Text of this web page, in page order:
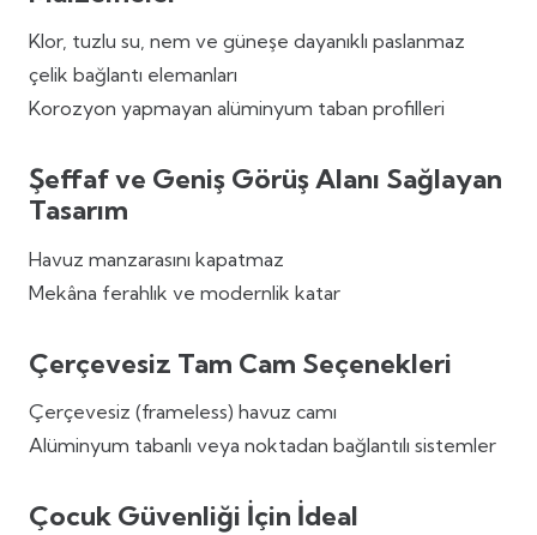
Klor, tuzlu su, nem ve güneşe dayanıklı paslanmaz
çelik bağlantı elemanları
Korozyon yapmayan alüminyum taban profilleri
Şeffaf ve Geniş Görüş Alanı Sağlayan
Tasarım
Havuz manzarasını kapatmaz
Mekâna ferahlık ve modernlik katar
Çerçevesiz Tam Cam Seçenekleri
Çerçevesiz (frameless) havuz camı
Alüminyum tabanlı veya noktadan bağlantılı sistemler
Çocuk Güvenliği İçin İdeal